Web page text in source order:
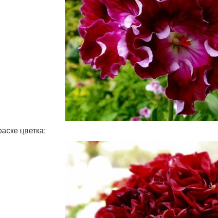
цветка: